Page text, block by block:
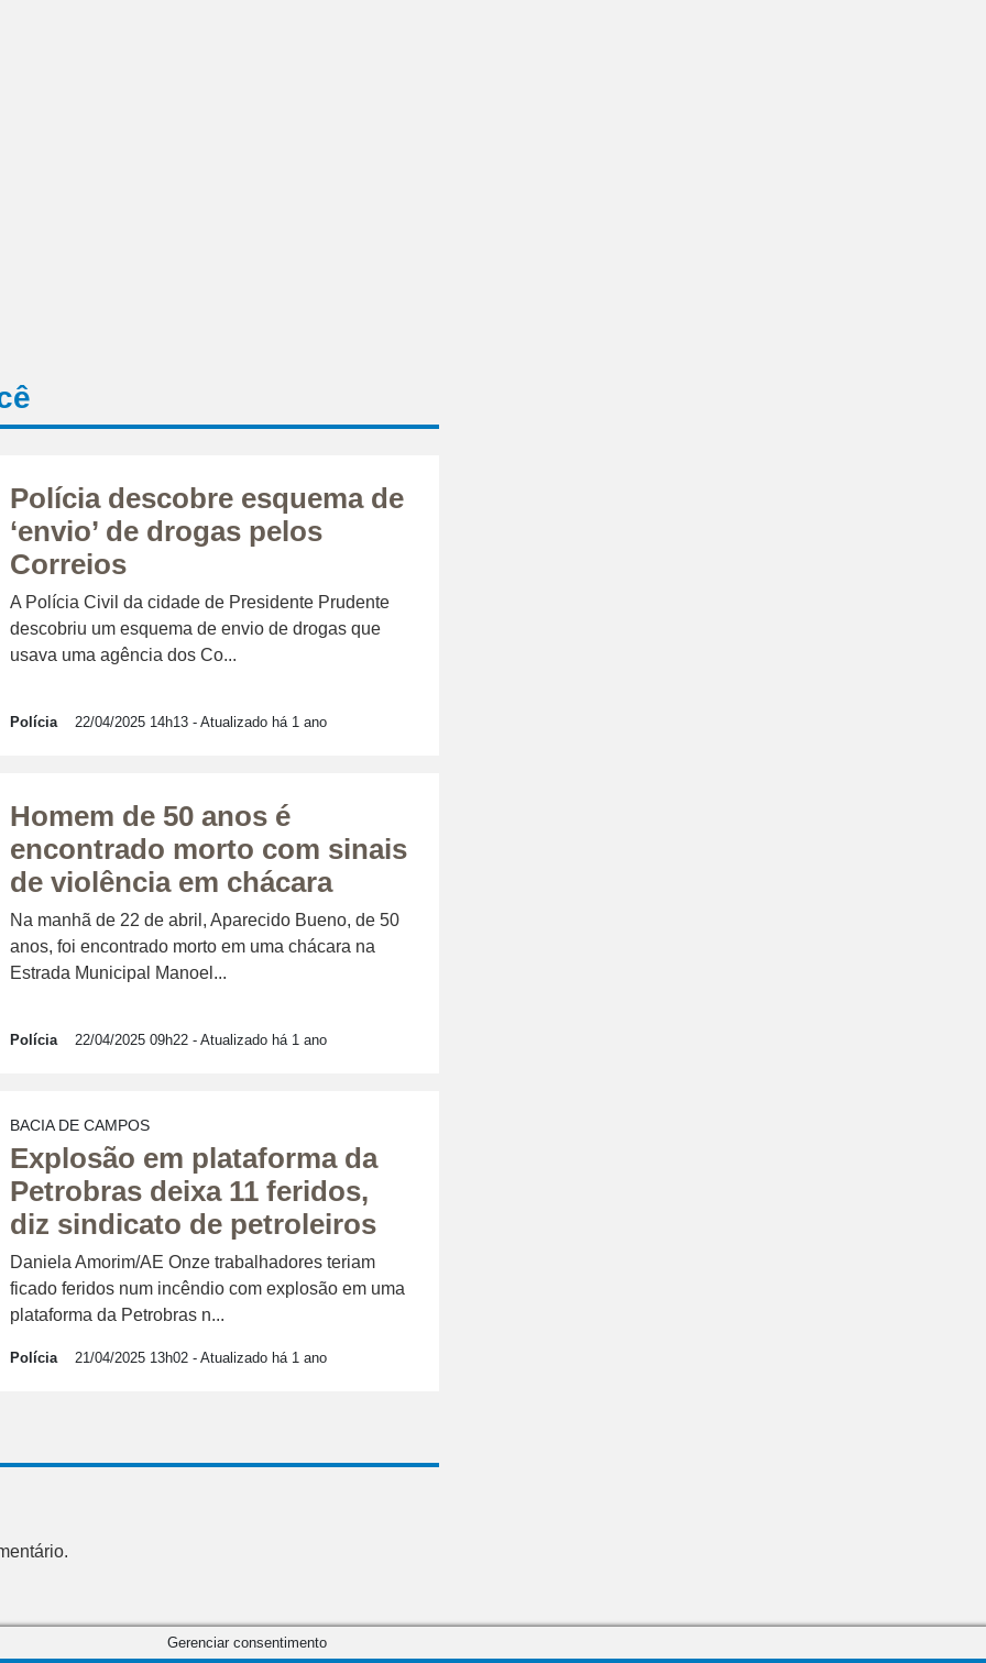
Polícia descobre esquema de
‘envio’ de drogas pelos
Correios
A Polícia Civil da cidade de Presidente Prudente
descobriu um esquema de envio de drogas que
usava uma agência dos Co...
Polícia 22/04/2025 14h13 - Atualizado há 1 ano
Homem de 50 anos é
encontrado morto com sinais
de violência em chácara
Na manhã de 22 de abril, Aparecido Bueno, de 50
anos, foi encontrado morto em uma chácara na
Estrada Municipal Manoel...
Polícia 22/04/2025 09h22 - Atualizado há 1 ano
BACIA DE CAMPOS
Explosão em plataforma da
Petrobras deixa 11 feridos,
diz sindicato de petroleiros
Daniela Amorim/AE Onze trabalhadores teriam
ficado feridos num incêndio com explosão em uma
plataforma da Petrobras n...
Polícia 21/04/2025 13h02 - Atualizado há 1 ano
Gerenciar consentimento